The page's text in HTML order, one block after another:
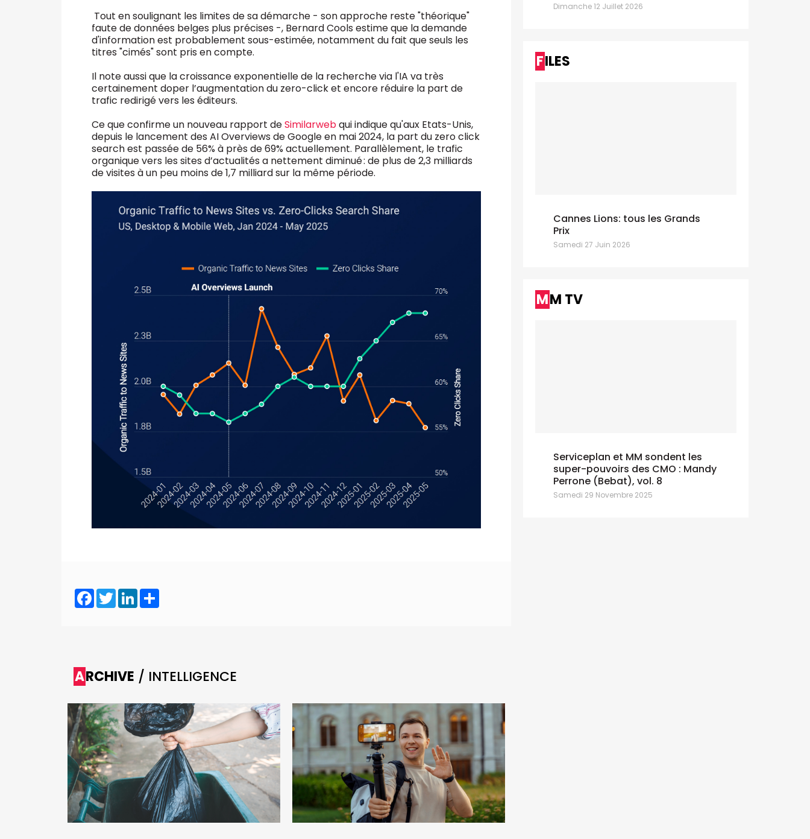
Tout en soulignant les limites de sa démarche - son approche reste "théorique"
faute de données belges plus précises -, Bernard Cools estime que la demande
d'information est probablement sous-estimée, notamment du fait que seuls les
titres "cimés" sont pris en compte.
Il note aussi que la croissance exponentielle de la recherche via l'IA va très
certainement doper l’augmentation du zero-click et encore réduire la part de
trafic redirigé vers les éditeurs.
Ce que confirme un nouveau rapport deSimilarwebqui indique qu'aux Etats-Unis,
depuis le lancement des AI Overviews de Google en mai 2024, la part du zero click
search est passée de 56% à près de 69% actuellement. Parallèlement, le trafic
organique vers les sites d’actualités a nettement diminué : de plus de 2,3 milliards
de visites à un peu moins de 1,7 milliard sur la même période.
Facebook
TwitterLinkedIn
ARCHIVE / INTELLIGENCE
Dimanche 12 Juillet 2026
FILES
Cannes Lions: tous les Grands
Prix
Samedi 27 Juin 2026
MM TV
Serviceplan et MM sondent les
super-pouvoirs des CMO : Mandy
Perrone (Bebat), vol. 8
Samedi 29 Novembre 2025